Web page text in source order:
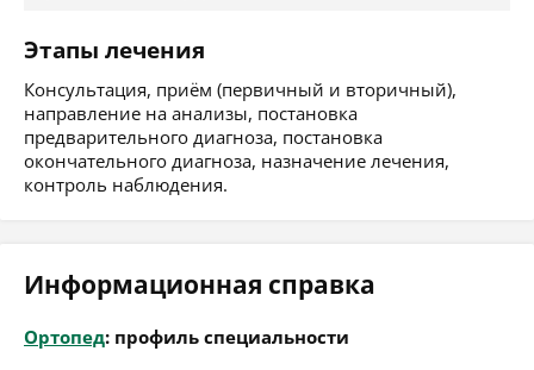
Этапы лечения
Консультация, приём (первичный и вторичный),
направление на анализы, постановка
предварительного диагноза, постановка
окончательного диагноза, назначение лечения,
контроль наблюдения.
Информационная справка
Ортопед: профиль специальности